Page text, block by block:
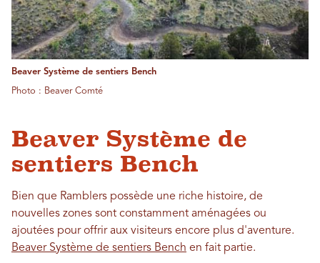
Beaver Système de sentiers Bench
Photo : Beaver Comté
Beaver Système de
sentiers Bench
Bien que Ramblers possède une riche histoire, de
nouvelles zones sont constamment aménagées ou
ajoutées pour offrir aux visiteurs encore plus d'aventure.
Beaver Système de sentiers Bench en fait partie.